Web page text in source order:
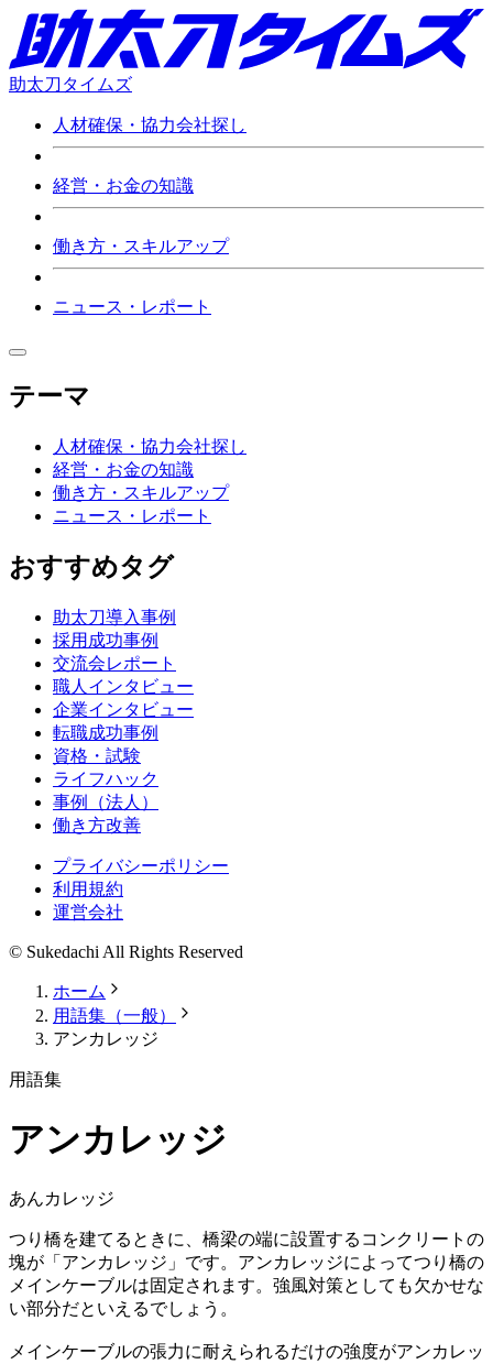
助太刀タイムズ
人材確保・協力会社探し
経営・お金の知識
働き方・スキルアップ
ニュース・レポート
テーマ
人材確保・協力会社探し
経営・お金の知識
働き方・スキルアップ
ニュース・レポート
おすすめタグ
助太刀導入事例
採用成功事例
交流会レポート
職人インタビュー
企業インタビュー
転職成功事例
資格・試験
ライフハック
事例（法人）
働き方改善
プライバシーポリシー
利用規約
運営会社
© Sukedachi All Rights Reserved
ホーム
用語集（一般）
アンカレッジ
用語集
アンカレッジ
あんカレッジ
つり橋を建てるときに、橋梁の端に設置するコンクリートの
塊が「アンカレッジ」です。アンカレッジによってつり橋の
メインケーブルは固定されます。強風対策としても欠かせな
い部分だといえるでしょう。
メインケーブルの張力に耐えられるだけの強度がアンカレッ